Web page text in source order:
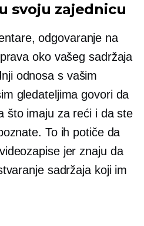
svoju zajednicu
odgovaranje na
oko vašeg sadržaja
odnosa s vašim
gledateljima govori da
što imaju za reći i da ste
To ih potiče da
jer znaju da
sadržaja koji im